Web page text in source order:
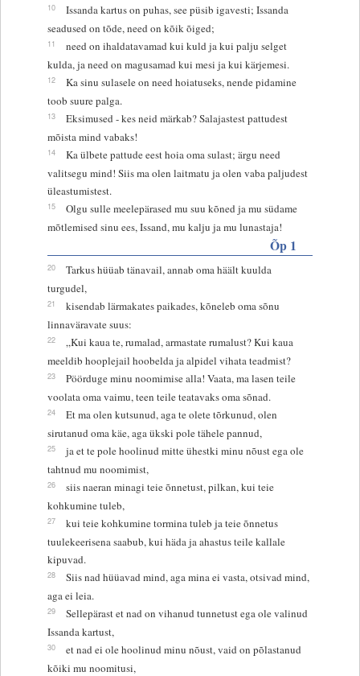
10
Issanda kartus on puhas, see püsib igavesti; Issanda
seadused on tõde, need on kõik õiged;
11
need on ihaldatavamad kui kuld ja kui palju selget
kulda, ja need on magusamad kui mesi ja kui kärjemesi.
12
Ka sinu sulasele on need hoiatuseks, nende pidamine
toob suure palga.
13
Eksimused - kes neid märkab? Salajastest pattudest
mõista mind vabaks!
14
Ka ülbete pattude eest hoia oma sulast; ärgu need
valitsegu mind! Siis ma olen laitmatu ja olen vaba paljudest
üleastumistest.
15
Olgu sulle meelepärased mu suu kõned ja mu südame
mõtlemised sinu ees, Issand, mu kalju ja mu lunastaja!
Õp 1
20
Tarkus hüüab tänavail, annab oma häält kuulda
turgudel,
21
kisendab lärmakates paikades, kõneleb oma sõnu
linnaväravate suus:
22
„Kui kaua te, rumalad, armastate rumalust? Kui kaua
meeldib hooplejail hoobelda ja alpidel vihata teadmist?
23
Pöörduge minu noomimise alla! Vaata, ma lasen teile
voolata oma vaimu, teen teile teatavaks oma sõnad.
24
Et ma olen kutsunud, aga te olete tõrkunud, olen
sirutanud oma käe, aga ükski pole tähele pannud,
25
ja et te pole hoolinud mitte ühestki minu nõust ega ole
tahtnud mu noomimist,
26
siis naeran minagi teie õnnetust, pilkan, kui teie
kohkumine tuleb,
27
kui teie kohkumine tormina tuleb ja teie õnnetus
tuulekeerisena saabub, kui häda ja ahastus teile kallale
kipuvad.
28
Siis nad hüüavad mind, aga mina ei vasta, otsivad mind,
aga ei leia.
29
Sellepärast et nad on vihanud tunnetust ega ole valinud
Issanda kartust,
30
et nad ei ole hoolinud minu nõust, vaid on põlastanud
kõiki mu noomitusi,